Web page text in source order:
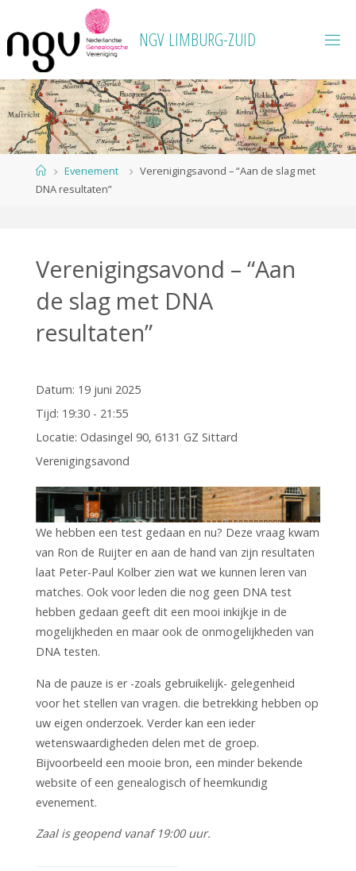
naar
inhoud
NGV LIMBURG-ZUID
HomeEvenement
Verenigingsavond – “Aan de slag met
DNA resultaten”
Verenigingsavond – “Aan
de slag met DNA
resultaten”
Datum: 19 juni 2025
Tijd: 19:30 - 21:55
Locatie: Odasingel 90, 6131 GZ Sittard
Verenigingsavond
We hebben een test gedaan en nu? Deze vraag kwam
van Ron de Ruijter en aan de hand van zijn resultaten
laat Peter-Paul Kolber zien wat we kunnen leren van
matches. Ook voor leden die nog geen DNA test
hebben gedaan geeft dit een mooi inkijkje in de
mogelijkheden en maar ook de onmogelijkheden van
DNA testen.
Na de pauze is er -zoals gebruikelijk- gelegenheid
voor het stellen van vragen. die betrekking hebben op
uw eigen onderzoek. Verder kan een ieder
wetenswaardigheden delen met de groep.
Bijvoorbeeld een mooie bron, een minder bekende
website of een genealogisch of heemkundig
evenement.
Zaal is geopend vanaf 19:00 uur.